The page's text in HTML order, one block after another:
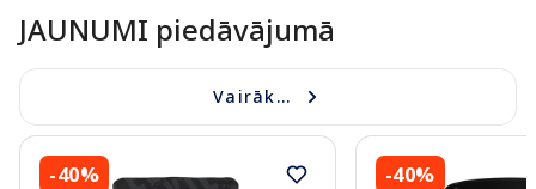
JAUNUMI piedāvājumā
Vairāk...
-40% -40%